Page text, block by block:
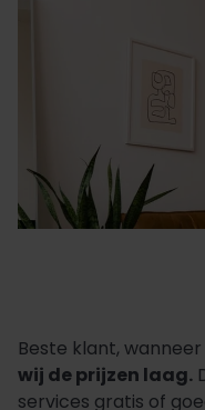
Beste klant,
wij de prijzen laag.
services gratis of